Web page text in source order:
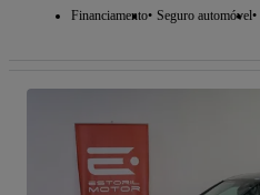
Financiamento Seguro automóvel